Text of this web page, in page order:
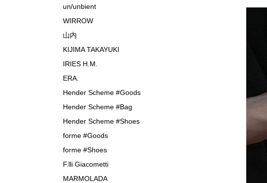
un/unbient
WIRROW
山内
KIJIMA TAKAYUKI
IRIES H.M.
ERA.
Hender Scheme #Goods
Hender Scheme #Bag
Hender Scheme #Shoes
forme #Goods
forme #Shoes
F.lli Giacometti
MARMOLADA